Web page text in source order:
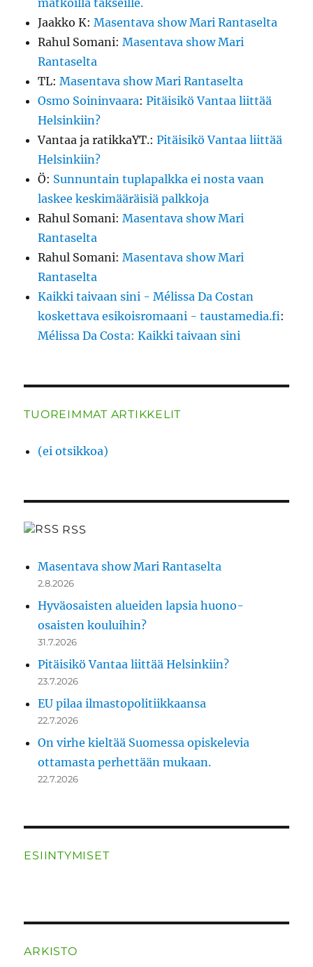
matkoilla takseille.
Jaakko K:Masentava show Mari Rantaselta
Rahul Somani:Masentava show Mari
Rantaselta
TL:Masentava show Mari Rantaselta
Osmo Soininvaara:Pitäisikö Vantaa liittää
Helsinkiin?
Vantaa ja ratikkaYT.:Pitäisikö Vantaa liittää
Helsinkiin?
Ö: Sunnuntain tuplapalkka ei nosta vaan
laskee keskimääräisiä palkkoja
Rahul Somani:Masentava show Mari
Rantaselta
Rahul Somani:Masentava show Mari
Rantaselta
Kaikki taivaan sini - Mélissa Da Costan
koskettava esikoisromaani - taustamedia.fi:
Mélissa Da Costa: Kaikki taivaan sini
TUOREIMMAT ARTIKKELIT
(ei otsikkoa)
RSS
Masentava show Mari Rantaselta
2.8.2026
Hyväosaisten alueiden lapsia huono-
osaisten kouluihin?
31.7.2026
Pitäisikö Vantaa liittää Helsinkiin?
23.7.2026
EU pilaa ilmastopolitiikkaansa
22.7.2026
On virhe kieltää Suomessa opiskelevia
ottamasta perhettään mukaan.
22.7.2026
ESIINTYMISET
ARKISTO